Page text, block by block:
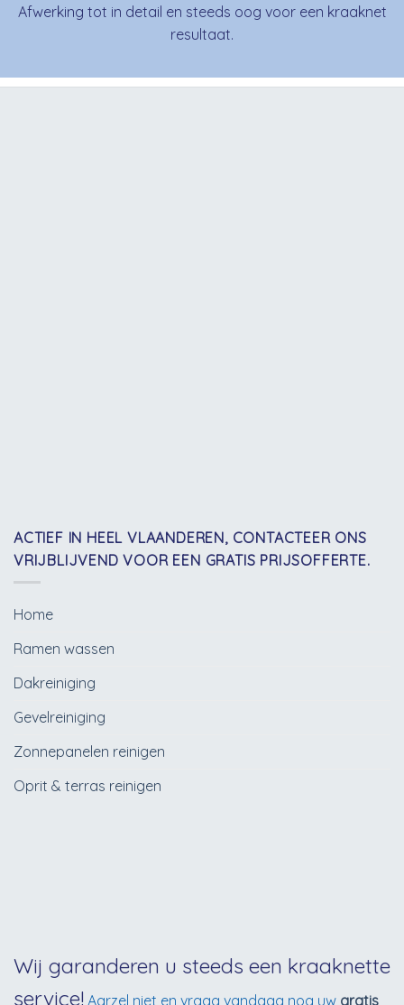
Afwerking tot in detail en steeds oog voor een kraaknet
resultaat.
ACTIEF IN HEEL VLAANDEREN, CONTACTEER ONS
VRIJBLIJVEND VOOR EEN GRATIS PRIJSOFFERTE.
Home
Ramen wassen
Dakreiniging
Gevelreiniging
Zonnepanelen reinigen
Oprit & terras reinigen
Wij garanderen u steeds een kraaknette
service! Aarzel niet en vraag vandaag nog uw gratis